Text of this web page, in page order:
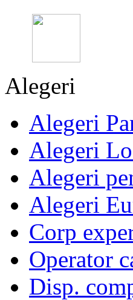
Alegeri
Alegeri
Alegeri
Alegeri
Alegeri
Corp
Operator
Disp.